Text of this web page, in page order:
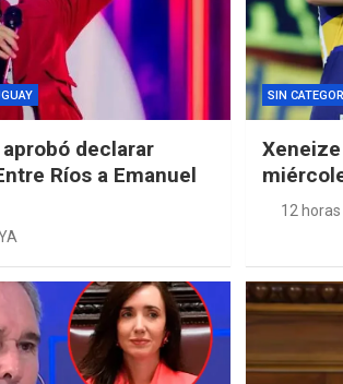
declarar
Ríos a Emanuel
SIN
12